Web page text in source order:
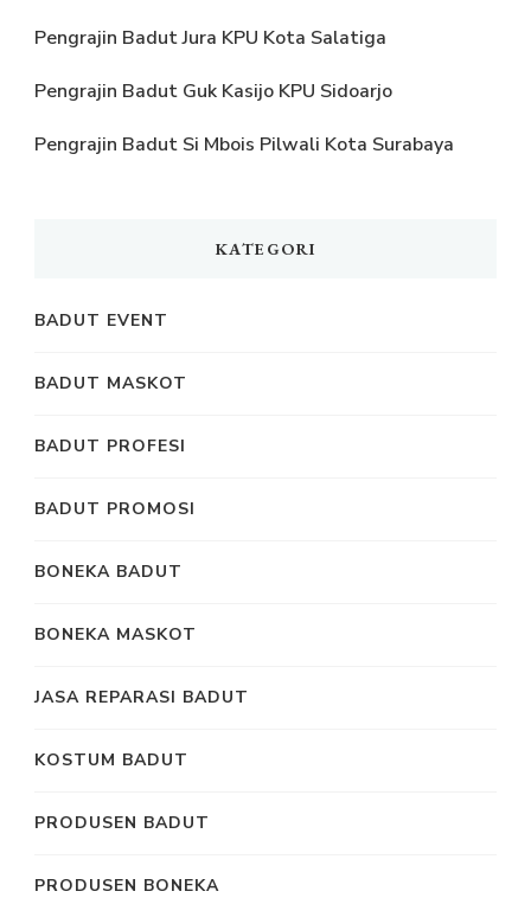
Pengrajin Badut Jura KPU Kota Salatiga
Pengrajin Badut Guk Kasijo KPU Sidoarjo
Pengrajin Badut Si Mbois Pilwali Kota Surabaya
KATEGORI
BADUT EVENT
BADUT MASKOT
BADUT PROFESI
BADUT PROMOSI
BONEKA BADUT
BONEKA MASKOT
JASA REPARASI BADUT
KOSTUM BADUT
PRODUSEN BADUT
PRODUSEN BONEKA